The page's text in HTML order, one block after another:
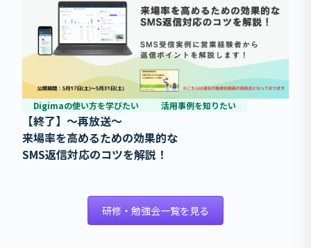
Digimaの使い方を学びたい 活用事例を知りたい
【終了】～再放送～
来場率を高めるための効果的な
SMS返信対応のコツを解説！
研修・勉強会一覧を見る